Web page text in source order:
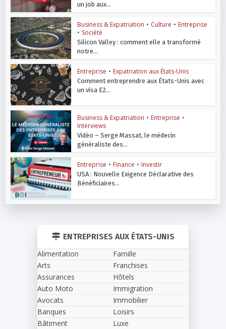
un job aux...
Business & Expatriation • Culture • Entreprise
• Société
Silicon Valley : comment elle a transformé
notre...
Entreprise • Expatriation aux États-Unis
Comment entreprendre aux États-Unis avec
un visa E2...
Business & Expatriation • Entreprise •
Interviews
Vidéo – Serge Massat, le médecin
généraliste des...
Entreprise • Finance • Investir
USA : Nouvelle Exigence Déclarative des
Bénéficiaires...
ENTREPRISES AUX ÉTATS-UNIS
Alimentation
Arts
Assurances
Auto Moto
Avocats
Banques
Bâtiment
Famille
Franchises
Hôtels
Immigration
Immobilier
Loisirs
Luxe